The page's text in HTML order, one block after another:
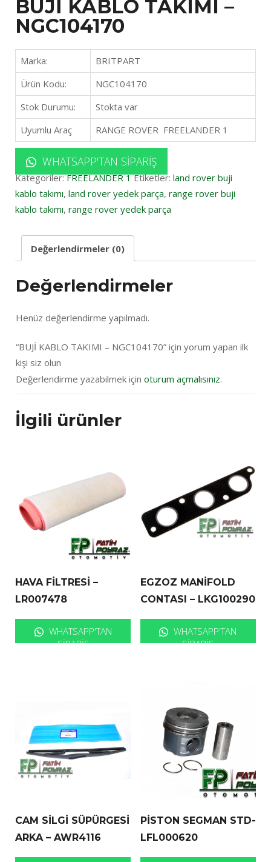
BUJİ KABLO TAKIMI –
NGC104170
Marka:
BRITPART
Ürün Kodu:
NGC104170
Stok Durumu:
Stokta var
Uyumlu Araç
RANGE ROVER FREELANDER 1
WHATSAPP'TAN SIPARIŞ
Kategoriler:FREELANDER 1 Etiketler: land rover buji
kablo takımı, land rover yedek parça, range rover buji
kablo takımı, range rover yedek parça
Değerlendirmeler (0)
Değerlendirmeler
Henüz değerlendirme yapılmadı.
“BUJİ KABLO TAKIMI – NGC104170” için yorum yapan ilk
kişi siz olun
Değerlendirme yazabilmek için oturum açmalısınız.
İlgili ürünler
HAVA FİLTRESİ –
LR007478
WHATSAPP'TAN
SIPARIŞ
EGZOZ MANİFOLD
CONTASI – LKG100290
WHATSAPP'TAN
SIPARIŞ
CAM SİLGİ SÜPÜRGESİ
ARKA – AWR4116
PİSTON SEGMAN STD-
LFL000620